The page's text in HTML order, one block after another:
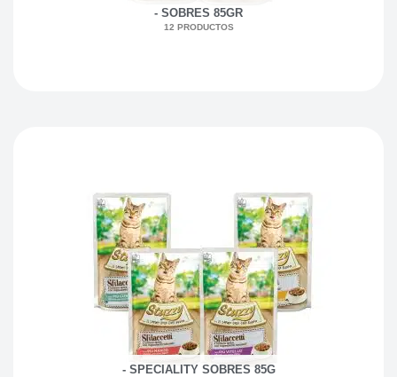
- SOBRES 85GR
12 PRODUCTOS
- SPECIALITY SOBRES 85G